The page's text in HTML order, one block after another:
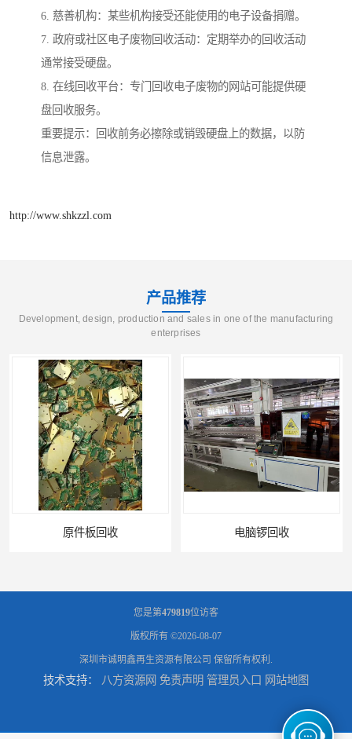
6. 慈善机构：某些机构接受还能使用的电子设备捐赠。
7. 政府或社区电子废物回收活动：定期举办的回收活动
通常接受硬盘。
8. 在线回收平台：专门回收电子废物的网站可能提供硬
盘回收服务。
重要提示：回收前务必擦除或销毁硬盘上的数据，以防
信息泄露。
http://www.shkzzl.com
产品推荐
Development, design, production and sales in one of the manufacturing
enterprises
电脑锣回收 回收机器设备
配件设备回收 二手设备回收
您是第479819位访客
版权所有 ©2026-08-07
深圳市诚明鑫再生资源有限公司 保留所有权利.
技术支持： 八方资源网 免责声明 管理员入口 网站地图